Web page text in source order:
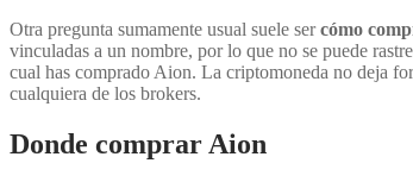
Otra pregunta sumamente usual suele sercómo
vinculadas a un nombre, por lo que no se puede
cual has comprado Aion. La criptomoneda no deja
cualquiera de los brokers.
Donde comprar Aion